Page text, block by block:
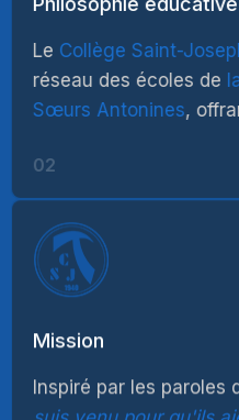
Le Collège Saint-
réseau des écoles de
Sœurs Antonines,
02
Mission
Inspiré par les paroles